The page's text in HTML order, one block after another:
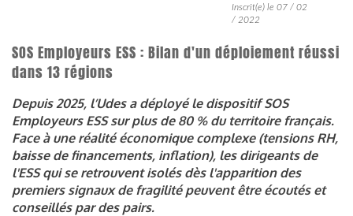
Inscrit(e) le 07 / 02
/ 2022
SOS Employeurs ESS : Bilan d'un déploiement réussi
dans 13 régions
Depuis 2025, l’Udes a déployé le dispositif SOS
Employeurs ESS sur plus de 80 % du territoire français.
Face à une réalité économique complexe (tensions RH,
baisse de financements, inflation), les dirigeants de
l'ESS qui se retrouvent isolés dès l'apparition des
premiers signaux de fragilité peuvent être écoutés et
conseillés par des pairs.